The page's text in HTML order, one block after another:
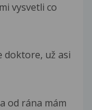
vysvetli co
doktore, už asi
od rána mám